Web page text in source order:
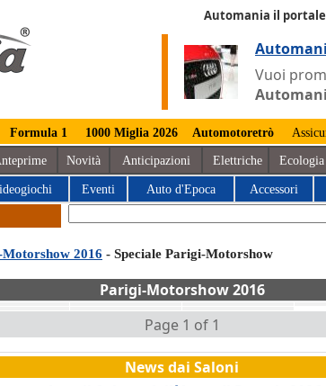
Automania il
Vuoi
Formula 1 1000 Miglia 2026 Automotoretrò
Novità Anticipazioni Elettriche Ecologia
Eventi Auto d'Epoca Accessori
2016 - Speciale Parigi-Motorshow
Parigi-Motorshow 2016
Page 1 of 1
News dai Saloni